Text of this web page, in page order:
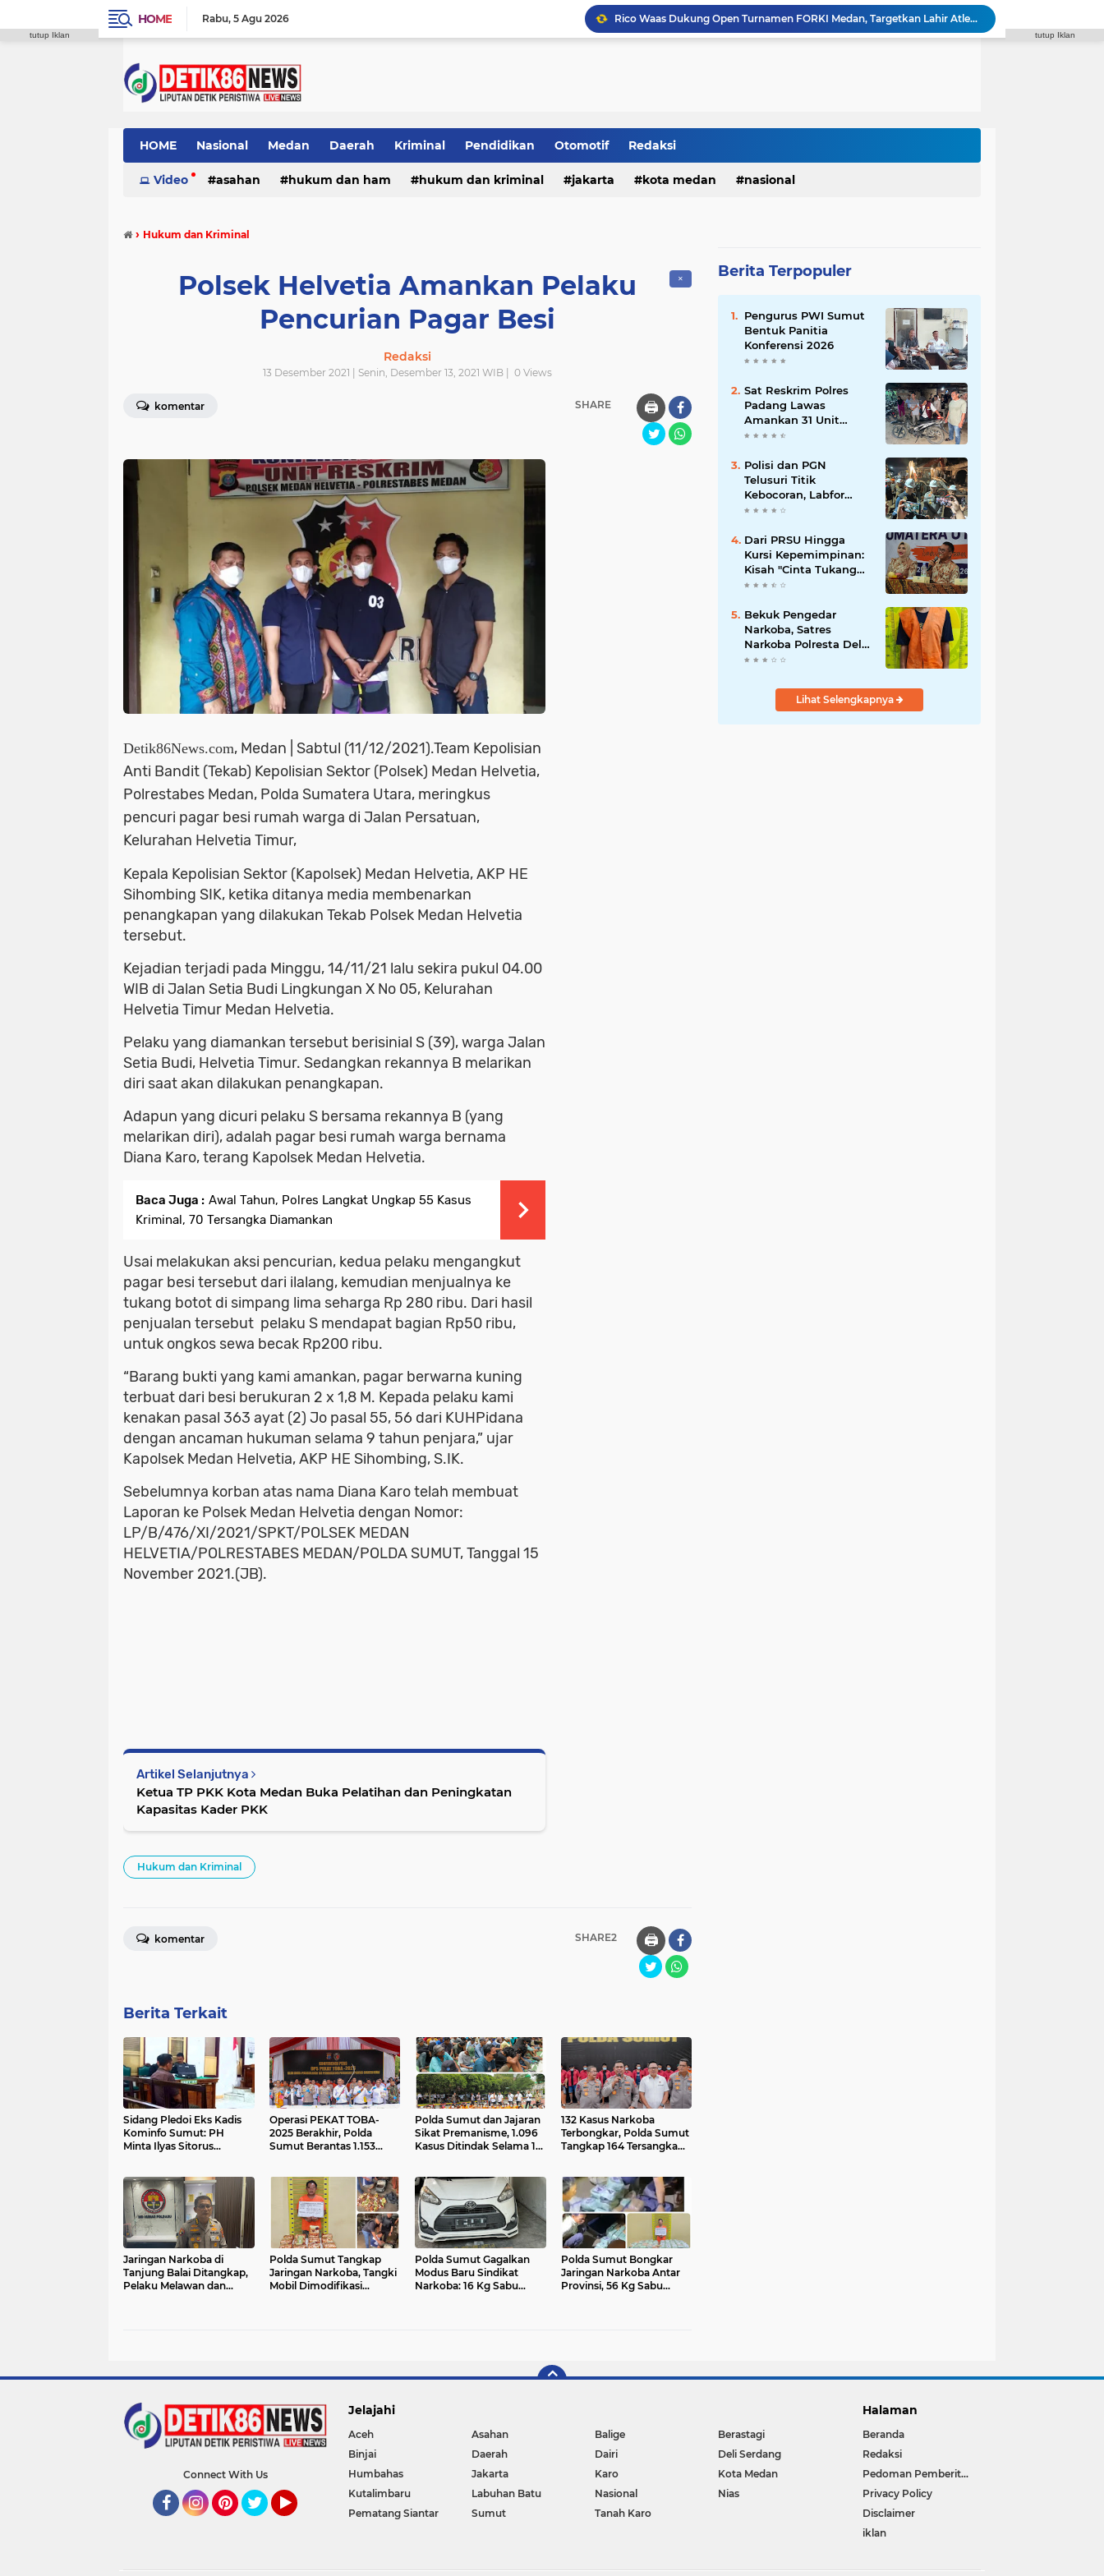
HOME Rabu 5 Agu 2026
Rico Waas Dukung Open Turnamen FORKI Medan, Targetkan Lahir Atlet Karate Muda
Bangga Lihat Semangat dan Kekompakan Siswa Sekolah Rakyat, Rico Waas: Kini Mereka Berani Bermimpi Besar
Plt. Bupati Tiorita Dorong MPI Hadirkan Aksi Nyata untuk Masyarakat
HOME Nasional Medan Daerah Kriminal Pendidikan Otomotif Redaksi
Video asahan hukum dan ham hukum dan kriminal jakarta kota medan nasional
› Hukum dan Kriminal
✕
Polsek Helvetia Amankan Pelaku
Pencurian Pagar Besi
Redaksi
13 Desember 2021 | Senin, Desember 13, 2021 WIB | 0 Views
komentar SHARE 🖨️
Detik86News.com, Medan | Sabtul (11/12/2021).Team Kepolisian
Anti Bandit (Tekab) Kepolisian Sektor (Polsek) Medan Helvetia,
Polrestabes Medan, Polda Sumatera Utara, meringkus
pencuri pagar besi rumah warga di Jalan Persatuan,
Kelurahan Helvetia Timur,
Kepala Kepolisian Sektor (Kapolsek) Medan Helvetia, AKP HE
Sihombing SIK, ketika ditanya media membenarkan
penangkapan yang dilakukan Tekab Polsek Medan Helvetia
tersebut.
Kejadian terjadi pada Minggu, 14/11/21 lalu sekira pukul 04.00
WIB di Jalan Setia Budi Lingkungan X No 05, Kelurahan
Helvetia Timur Medan Helvetia.
Pelaku yang diamankan tersebut berisinial S (39), warga Jalan
Setia Budi, Helvetia Timur. Sedangkan rekannya B melarikan
diri saat akan dilakukan penangkapan.
Adapun yang dicuri pelaku S bersama rekannya B (yang
melarikan diri), adalah pagar besi rumah warga bernama
Diana Karo, terang Kapolsek Medan Helvetia.
Baca Juga : Awal Tahun, Polres Langkat Ungkap 55 Kasus
Kriminal, 70 Tersangka Diamankan
Usai melakukan aksi pencurian, kedua pelaku mengangkut
pagar besi tersebut dari ilalang, kemudian menjualnya ke
tukang botot di simpang lima seharga Rp 280 ribu. Dari hasil
penjualan tersebut pelaku S mendapat bagian Rp50 ribu,
untuk ongkos sewa becak Rp200 ribu.
“Barang bukti yang kami amankan, pagar berwarna kuning
terbuat dari besi berukuran 2 x 1,8 M. Kepada pelaku kami
kenakan pasal 363 ayat (2) Jo pasal 55, 56 dari KUHPidana
dengan ancaman hukuman selama 9 tahun penjara,” ujar
Kapolsek Medan Helvetia, AKP HE Sihombing, S.IK.
Sebelumnya korban atas nama Diana Karo telah membuat
Laporan ke Polsek Medan Helvetia dengan Nomor:
LP/B/476/XI/2021/SPKT/POLSEK MEDAN
HELVETIA/POLRESTABES MEDAN/POLDA SUMUT, Tanggal 15
November 2021.(JB).
Artikel Selanjutnya
Ketua TP PKK Kota Medan Buka Pelatihan dan Peningkatan
Kapasitas Kader PKK
Hukum dan Kriminal
SHARE2 🖨️
komentar
Berita Terkait
Sidang Pledoi Eks Kadis
Kominfo Sumut: PH
Minta Ilyas Sitorus
Operasi PEKAT TOBA-
2025 Berakhir, Polda
Sumut Berantas 1.153
Polda Sumut dan Jajaran
Sikat Premanisme, 1.096
Kasus Ditindak Selama 17
132 Kasus Narkoba
Terbongkar, Polda Sumut
Tangkap 164 Tersangka
Jaringan Narkoba di
Tanjung Balai Ditangkap,
Pelaku Melawan dan
Polda Sumut Tangkap
Jaringan Narkoba, Tangki
Mobil Dimodifikasi
Polda Sumut Gagalkan
Modus Baru Sindikat
Narkoba: 16 Kg Sabu
Polda Sumut Bongkar
Jaringan Narkoba Antar
Provinsi, 56 Kg Sabu
Berita Terpopuler
Pengurus PWI Sumut
Bentuk Panitia
Konferensi 2026
Sat Reskrim Polres
Padang Lawas
Amankan 31 Unit
Sepeda Motor Diduga
Rumah Warga di Pasar
Latong
Polisi dan PGN
Telusuri Titik
Kebocoran, Labfor
Pastikan Ledakan
Akumulasi Gas
Dari PRSU Hingga
Kursi Kepemimpinan:
Kisah "Cinta Tukang
Parkir"
Bekuk Pengedar
Narkoba, Satres
Narkoba Polresta Deli
Serdang amankan
Lihat Selengkapnya
Connect With Us
Jelajahi
Aceh Asahan Balige
Berastagi
Binjai
Daerah Dairi
Deli Serdang
Humbahas
Jakarta Karo
Kota Medan
Kutalimbaru
Labuhan Batu Nasional
Nias
Pematang Siantar
Sumut Tanah Karo
Halaman
Beranda
Redaksi
Pedoman Pemberitaan Media Siber
Privacy Policy
Disclaimer
iklan
tutup Iklan tutup Iklan